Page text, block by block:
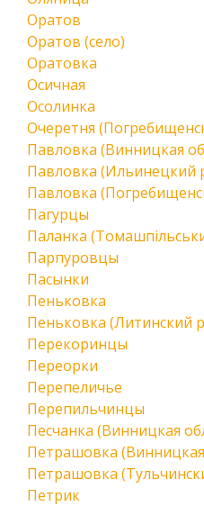
Оратов
Оратов (село)
Оратовка
Осичная
Осолинка
Очеретня
Павловка (Винницкая
Павловка (Ильинецкий
Павловка
Пагурцы
Паланка
Парпуровцы
Пасынки
Пеньковка
Пеньковка (Литинский
Перекоринцы
Переорки
Перепеличье
Перепильчинцы
Песчанка (Винницкая
Петрашовка
Петрашовка
Петрик